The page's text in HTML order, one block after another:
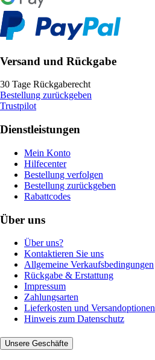
Versand und Rückgabe
30 Tage Rückgaberecht
Bestellung zurückgeben
Trustpilot
Dienstleistungen
Mein Konto
Hilfecenter
Bestellung verfolgen
Bestellung zurückgeben
Rabattcodes
Über uns
Über uns?
Kontaktieren Sie uns
Allgemeine Verkaufsbedingungen
Rückgabe & Erstattung
Impressum
Zahlungsarten
Lieferkosten und Versandoptionen
Hinweis zum Datenschutz
Unsere Geschäfte